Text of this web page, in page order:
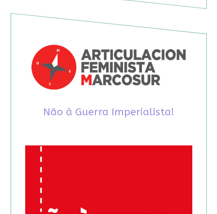
Não à Guerra Imperialista!